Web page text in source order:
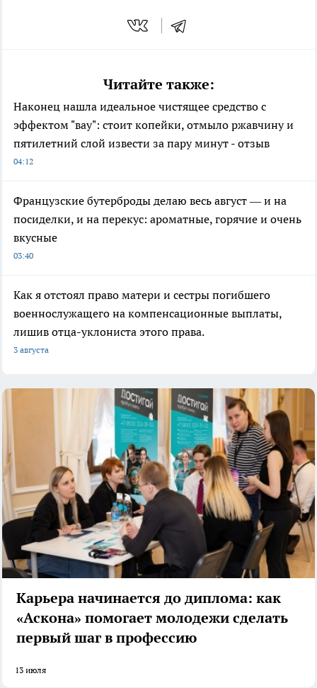
Читайте также:
Наконец нашла идеальное чистящее средство с
эффектом "вау": стоит копейки, отмыло ржавчину и
пятилетний слой извести за пару минут - отзыв
04:12
Французские бутерброды делаю весь август — и на
посиделки, и на перекус: ароматные, горячие и очень
вкусные
03:40
Как я отстоял право матери и сестры погибшего
военнослужащего на компенсационные выплаты,
лишив отца-уклониста этого права.
3 августа
Карьера начинается до диплома: как
«Аскона» помогает молодежи сделать
первый шаг в профессию
13 июля